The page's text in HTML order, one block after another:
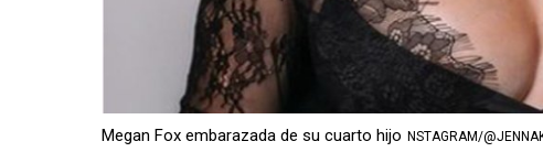
Megan Fox embarazada de su cuarto hijo NSTAGRAM/